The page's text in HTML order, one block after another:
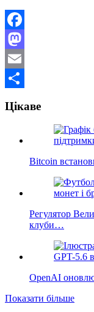
Facebook
Mastodon
Email
Цікаве
Bitcoin
Регулятор
клуби…
OpenAI
Показати більше